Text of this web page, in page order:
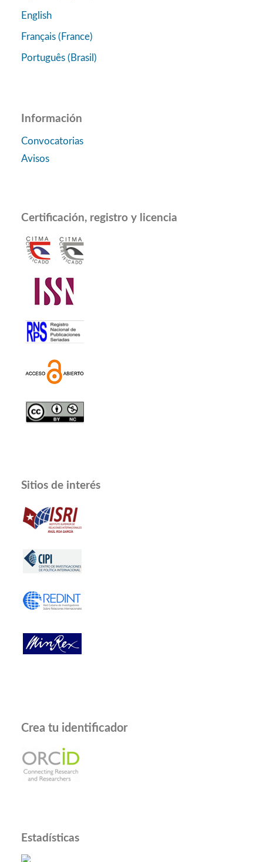
English
Français (France)
Português (Brasil)
Información
Convocatorias
Avisos
Certificación, registro y licencia
Sitios de interés
Crea tu identificador
Estadísticas